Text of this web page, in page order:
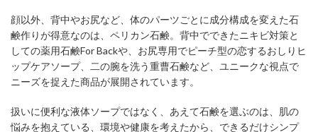
顔以外、背中やお尻など、体のパーツごとに成分構成を変えた石
鹸作りが得意なのは、ペリカン石鹸。背中でできたニキビ対策と
しての薬用石鹸For Backや、お尻専用でピーチ型の恋するおしりヒ
ップケアソープ、二の腕を洗う重曹石鹸など、ユニークな視点で
ニーズを捉えた商品が展開されています。
扱いに便利な液体ソープではなく、あえて石鹸を選ぶのは、肌の
悩みを抱えている、環境や健康を考えたから、できるだけシンプ